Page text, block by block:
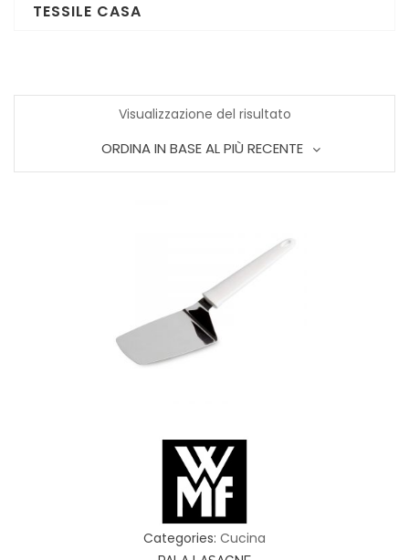
TESSILE CASA
Visualizzazione del risultato
ORDINA IN BASE AL PIÙ RECENTE
Categories: Cucina